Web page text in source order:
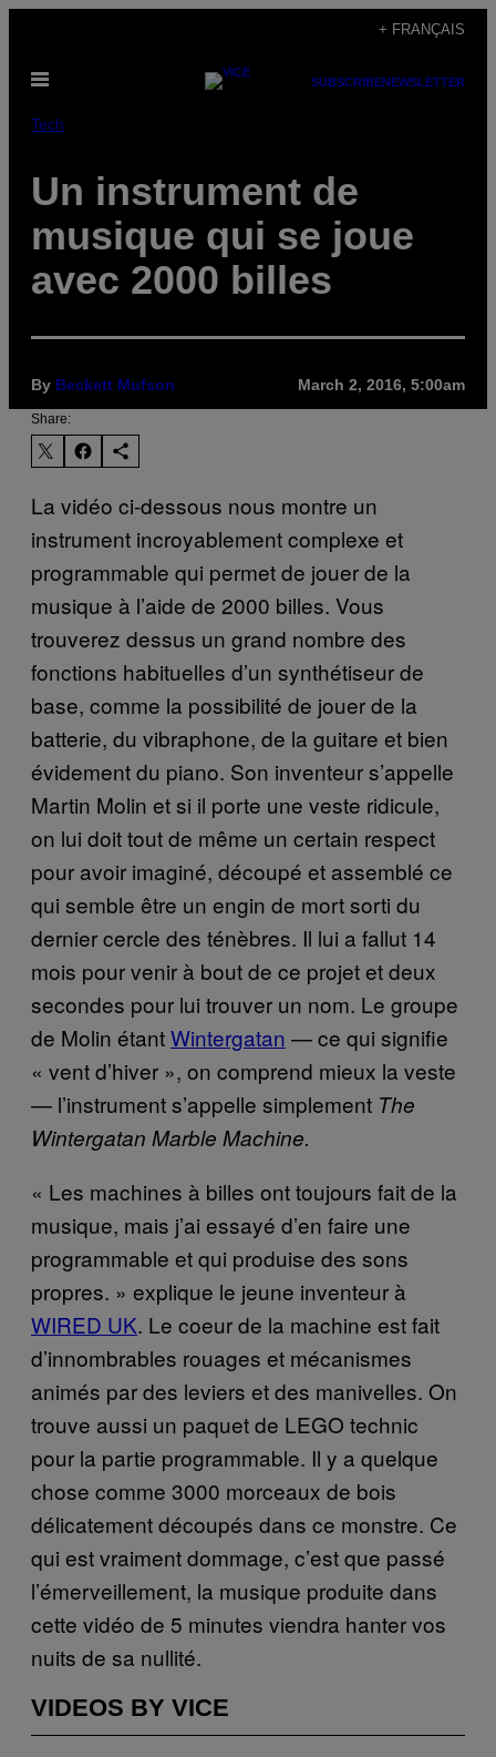
content
+ FRANÇAIS
Open
SUBSCRIBENEWSLETTER
Tech
Un instrument de
musique qui se joue
avec 2000 billes
By Beckett Mufson March 2, 2016, 5:00am
Share:
La vidéo ci-dessous nous montre un
instrument incroyablement complexe et
programmable qui permet de jouer de la
musique à l’aide de 2000 billes. Vous
trouverez dessus un grand nombre des
fonctions habituelles d’un synthétiseur de
base, comme la possibilité de jouer de la
batterie, du vibraphone, de la guitare et bien
évidement du piano. Son inventeur s’appelle
Martin Molin et si il porte une veste ridicule,
on lui doit tout de même un certain respect
pour avoir imaginé, découpé et assemblé ce
qui semble être un engin de mort sorti du
dernier cercle des ténèbres. Il lui a fallut 14
mois pour venir à bout de ce projet et deux
secondes pour lui trouver un nom. Le groupe
de Molin étantWintergatan — ce qui signifie
« vent d’hiver », on comprend mieux la veste
— l’instrument s’appelle simplement The
Wintergatan Marble Machine.
« Les machines à billes ont toujours fait de la
musique, mais j’ai essayé d’en faire une
programmable et qui produise des sons
propres. » explique le jeune inventeur à
WIRED UK. Le coeur de la machine est fait
d’innombrables rouages et mécanismes
animés par des leviers et des manivelles. On
trouve aussi un paquet de LEGO technic
pour la partie programmable. Il y a quelque
chose comme 3000 morceaux de bois
délicatement découpés dans ce monstre. Ce
qui est vraiment dommage, c’est que passé
l’émerveillement, la musique produite dans
cette vidéo de 5 minutes viendra hanter vos
nuits de sa nullité.
VIDEOS BY VICE